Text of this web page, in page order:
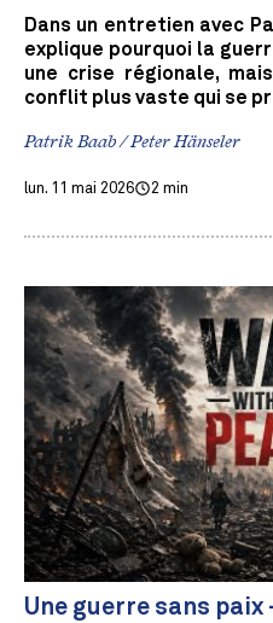
Dans un entretien avec
explique pourquoi la
une crise régionale,
conflit plus vaste qui se
Patrik Baab / Peter Hänseler
lun. 11 mai 2026 2 min
Une guerre sans